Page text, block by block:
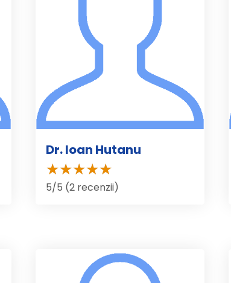
Dr. Ioan Hutanu
5/5 (2 recenzii)